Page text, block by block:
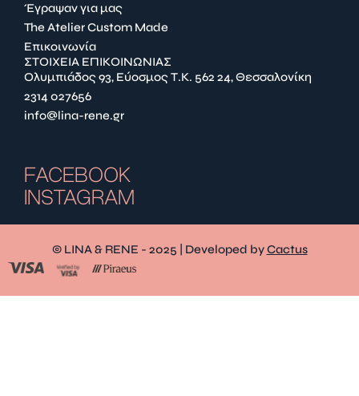
Έγραψαν για μας
The Atelier Custom Made
Επικοινωνία
ΣΤΟΙΧΕΙΑ ΕΠΙΚΟΙΝΩΝΙΑΣ
Ολυμπιάδος 93, Εύοσμος Τ.Κ. 562 24, Θεσσαλονίκη
2314 027656
info@lina-rene.gr
FACEBOOK
INSTAGRAM
© LINA & RENE - 2025 | Developed byCactus